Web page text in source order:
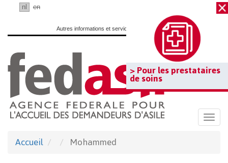
Passer
contenu
principal
> Pour les prestataires
de soins
nl en
Autres informations et services officiels :www.belgium.be
Accueil Mohammed